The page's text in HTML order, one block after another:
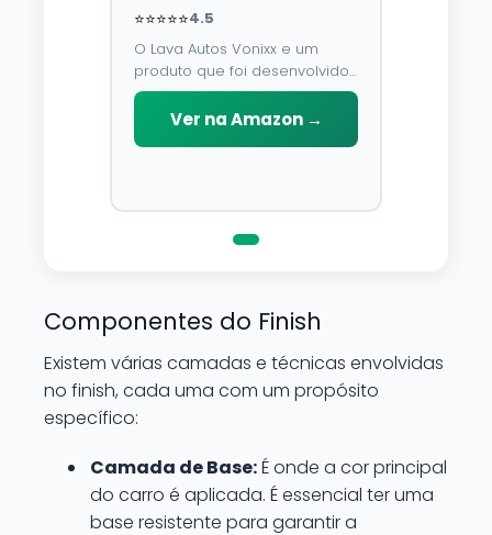
⭐⭐⭐⭐⭐4.5
O Lava Autos Vonixx e um
produto que foi desenvolvido
para limpar, proteger e
conservar a lataria do veiculo.
Por possuir pH neutro, pode
Ver na Amazon →
Componentes do Finish
Existem várias camadas e técnicas envolvidas
no finish, cada uma com um propósito
específico:
Camada de Base:É onde a cor principal
do carro é aplicada. É essencial ter uma
base resistente para garantir a